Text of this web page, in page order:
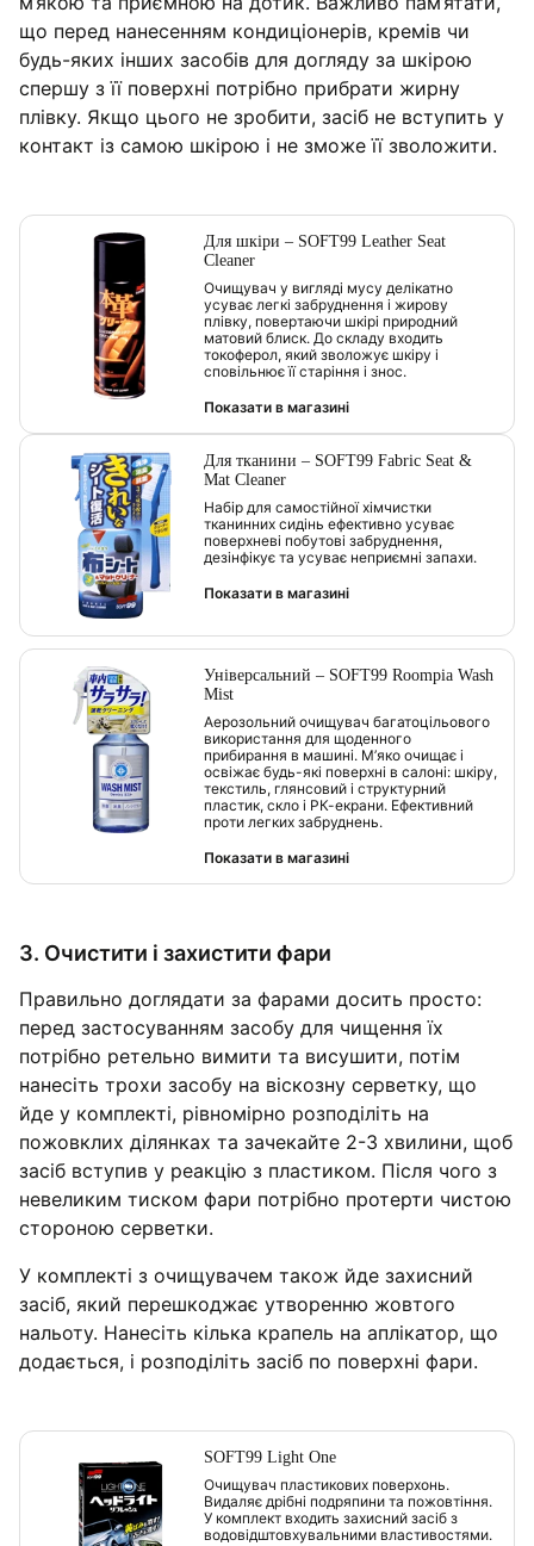
що перед нанесенням кондиціонерів, кремів чи
будь-яких інших засобів для догляду за шкірою
спершу з її поверхні потрібно прибрати жирну
плівку. Якщо цього не зробити, засіб не вступить у
контакт із самою шкірою і не зможе її зволожити.
Для шкіри – SOFT99 Leather Seat
Cleaner
Очищувач у вигляді мусу делікатно
усуває легкі забруднення і жирову
плівку, повертаючи шкірі природний
матовий блиск. До складу входить
токоферол, який зволожує шкіру і
сповільнює її старіння і знос.
Показати в магазині
Для тканини – SOFT99 Fabric Seat &
Mat Cleaner
Набір для самостійної хімчистки
тканинних сидінь ефективно усуває
поверхневі побутові забруднення,
дезінфікує та усуває неприємні запахи.
Показати в магазині
Універсальний – SOFT99 Roompia Wash
Mist
Аерозольний очищувач багатоцільового
використання для щоденного
прибирання в машині. М’яко очищає і
освіжає будь-які поверхні в салоні: шкіру,
текстиль, глянсовий і структурний
пластик, скло і РК-екрани. Ефективний
проти легких забруднень.
Показати в магазині
3. Очистити і захистити фари
Правильно доглядати за фарами досить просто:
перед застосуванням засобу для чищення їх
потрібно ретельно вимити та висушити, потім
нанесіть трохи засобу на віскозну серветку, що
йде у комплекті, рівномірно розподіліть на
пожовклих ділянках та зачекайте 2-3 хвилини, щоб
засіб вступив у реакцію з пластиком. Після чого з
невеликим тиском фари потрібно протерти чистою
стороною серветки.
У комплекті з очищувачем також йде захисний
засіб, який перешкоджає утворенню жовтого
нальоту. Нанесіть кілька крапель на аплікатор, що
додається, і розподіліть засіб по поверхні фари.
SOFT99 Light One
Очищувач пластикових поверхонь.
Видаляє дрібні подряпини та пожовтіння.
У комплект входить захисний засіб з
водовідштовхувальними властивостями.